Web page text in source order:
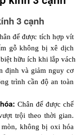
3 cạnh
đế được tích hợp vít
gỗ không bị xê dịch
hữu ích khi lắp vách
định và giảm nguy cơ
trình cần độ an toàn
Chân đế được chế
trội theo thời gian.
không bị oxi hóa